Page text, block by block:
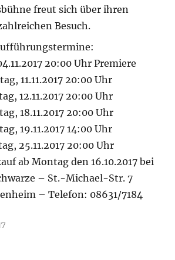
freut sich über ihren
Besuch.
20:00 Uhr Premiere
11.11.2017 20:00 Uhr
12.11.2017 20:00 Uhr
18.11.2017 20:00 Uhr
19.11.2017 14:00 Uhr
25.11.2017 20:00 Uhr
ab Montag den 16.10.2017 bei
– St.-Michael-Str. 7
– Telefon: 08631/7184